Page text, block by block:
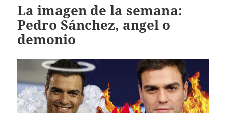
La imagen de la semana:
Pedro Sánchez, angel o
demonio